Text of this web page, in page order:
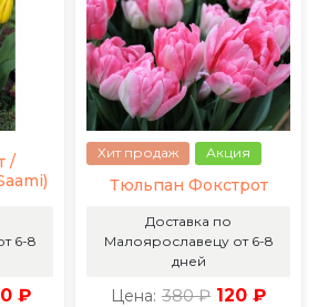
/
6-8
₽
Хит продаж Акция
Тюльпан Фокстрот
Доставка по
Малоярославецу от 6-8
дней
Цена: 380 ₽ 120 ₽